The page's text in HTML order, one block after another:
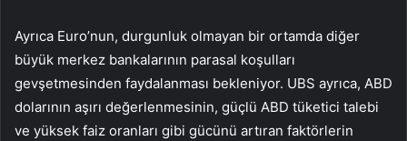
Ayrıca Euro’nun, durgunluk olmayan bir ortamda diğer
büyük merkez bankalarının parasal koşulları
gevşetmesinden faydalanması bekleniyor. UBS ayrıca, ABD
dolarının aşırı değerlenmesinin, güçlü ABD tüketici talebi
ve yüksek faiz oranları gibi gücünü artıran faktörlerin